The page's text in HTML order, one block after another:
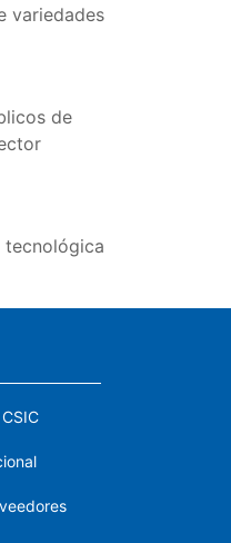
variedades
de